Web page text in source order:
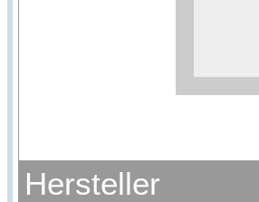
Hersteller